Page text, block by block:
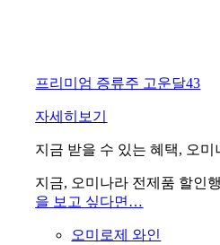
프리미엄 증류주 고운달43
자세히보기
지금 받을 수 있는 혜택, 오미
지금, 오미나라 전제품 할인
을 보고 싶다면…
오미로제 와인